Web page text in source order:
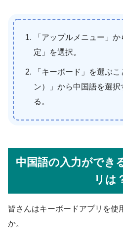
「アップルメニュー」
定」を選択。
「キーボード」を選ぶ
ン）」から中国語を選
る。
中国語の入力ができ
リは
皆さんはキーボードアプリを使
か。